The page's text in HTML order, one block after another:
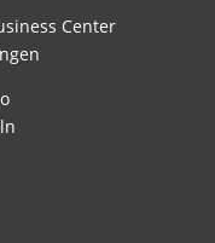
Center